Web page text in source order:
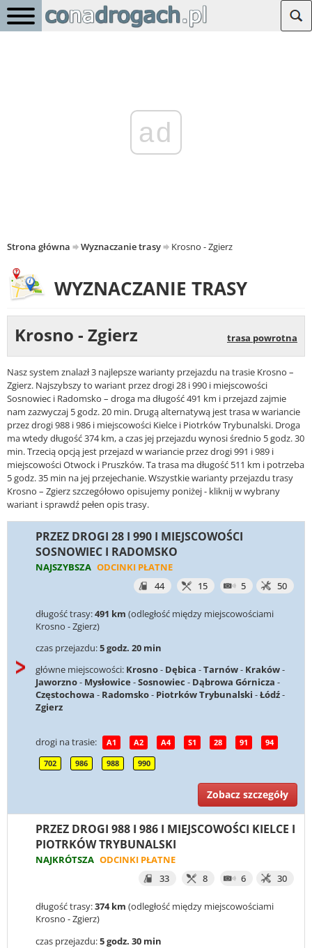
ad
Strona główna Wyznaczanie trasy Krosno - Zgierz
WYZNACZANIE TRASY
Krosno - Zgierz trasa powrotna
Nasz system znalazł 3 najlepsze warianty przejazdu na trasie Krosno –
Zgierz. Najszybszy to wariant przez drogi 28 i 990 i miejscowości
Sosnowiec i Radomsko – droga ma długość 491 km i przejazd zajmie
nam zazwyczaj 5 godz. 20 min. Drugą alternatywą jest trasa w wariancie
przez drogi 988 i 986 i miejscowości Kielce i Piotrków Trybunalski. Droga
ma wtedy długość 374 km, a czas jej przejazdu wynosi średnio 5 godz. 30
min. Trzecią opcją jest przejazd w wariancie przez drogi 991 i 989 i
miejscowości Otwock i Pruszków. Ta trasa ma długość 511 km i potrzeba
5 godz. 35 min na jej przejechanie. Wszystkie warianty przejazdu trasy
Krosno – Zgierz szczegółowo opisujemy poniżej - kliknij w wybrany
wariant i sprawdź pełen opis trasy.
PRZEZ DROGI 28 I 990 I MIEJSCOWOŚCI
SOSNOWIEC I RADOMSKO
NAJSZYBSZA ODCINKI PŁATNE
44
15 5 50
długość trasy:491 km (odległość między miejscowościami
Krosno - Zgierz)
czas przejazdu:5 godz. 20 min
główne miejscowości: Krosno- Dębica -Tarnów- Kraków-
Jaworzno- Mysłowice -Sosnowiec - Dąbrowa Górnicza -
Częstochowa - Radomsko- Piotrków Trybunalski -Łódź-
Zgierz
drogi na trasie: A1 A2 A4 S1 28 91 94
702 986 988 990
Zobacz szczegóły
PRZEZ DROGI 988 I 986 I MIEJSCOWOŚCI KIELCE I
PIOTRKÓW TRYBUNALSKI
NAJKRÓTSZA ODCINKI PŁATNE
33
8 6 30
długość trasy:374 km (odległość między miejscowościami
Krosno - Zgierz)
czas przejazdu:5 godz. 30 min